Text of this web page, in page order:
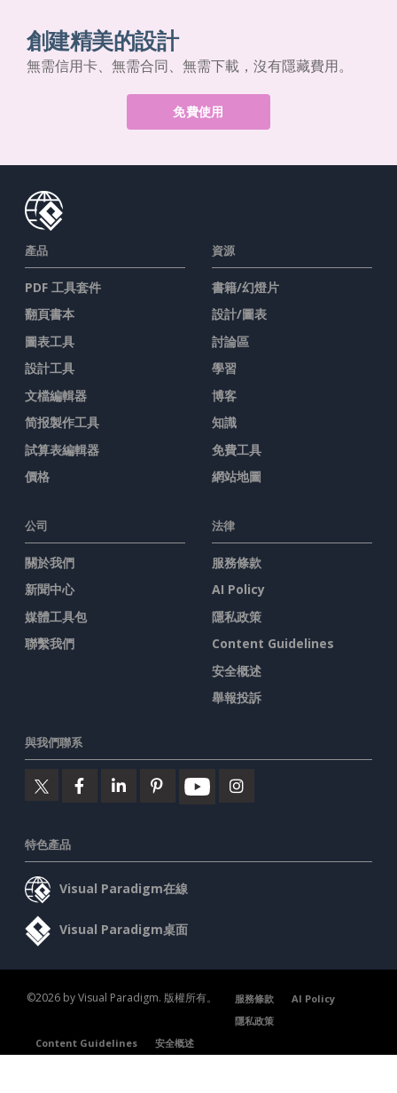
創建精美的設計
無需信用卡、無需合同、無需下載，沒有隱藏費用。
免費使用
產品
PDF 工具套件
翻頁書本
圖表工具
設計工具
文檔編輯器
简报製作工具
試算表編輯器
價格
資源
書籍/幻燈片
設計/圖表
討論區
學習
博客
知識
免費工具
網站地圖
公司
關於我們
新聞中心
媒體工具包
聯繫我們
法律
服務條款
AI Policy
隱私政策
Content Guidelines
安全概述
舉報投訴
與我們聯系
特色產品
Visual Paradigm在線
Visual Paradigm桌面
©2026 by Visual Paradigm. 版權所有。 服務條款
AI Policy
隱私政策
Content Guidelines
安全概述